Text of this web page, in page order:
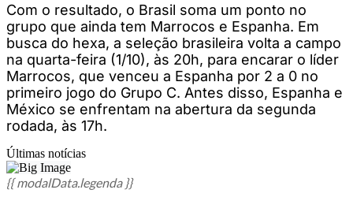
Com o resultado, o Brasil soma um ponto no
grupo que ainda tem Marrocos e Espanha. Em
busca do hexa, a seleção brasileira volta a campo
na quarta-feira (1/10), às 20h, para encarar o líder
Marrocos, que venceu a Espanha por 2 a 0 no
primeiro jogo do Grupo C. Antes disso, Espanha e
México se enfrentam na abertura da segunda
rodada, às 17h.
Últimas notícias
{{ modalData.legenda }}